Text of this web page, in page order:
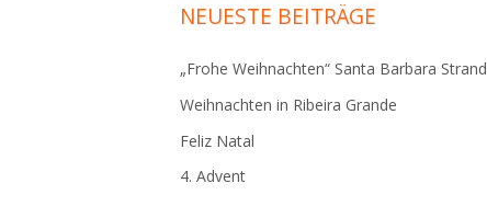
NEUESTE BEITRÄGE
„Frohe Weihnachten“ Santa Barbara Strand
Weihnachten in Ribeira Grande
Feliz Natal
4. Advent